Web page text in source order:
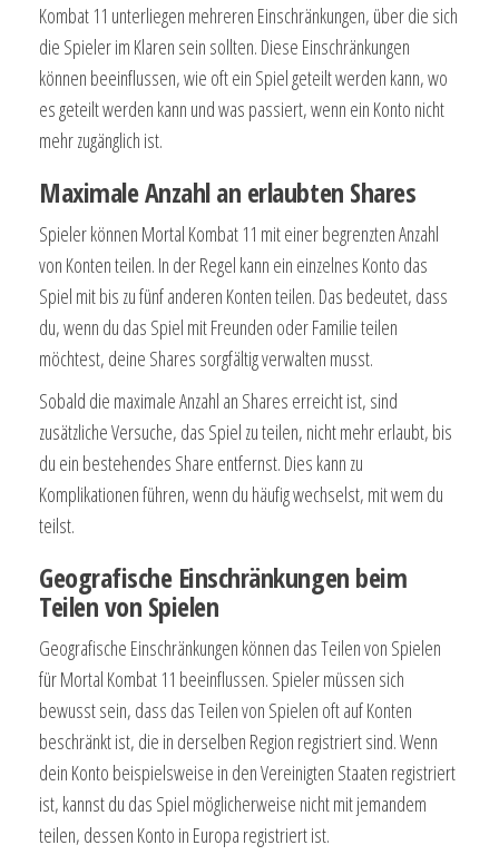
Kombat 11 unterliegen mehreren Einschränkungen, über die sich
die Spieler im Klaren sein sollten. Diese Einschränkungen
können beeinflussen, wie oft ein Spiel geteilt werden kann, wo
es geteilt werden kann und was passiert, wenn ein Konto nicht
mehr zugänglich ist.
Maximale Anzahl an erlaubten Shares
Spieler können Mortal Kombat 11 mit einer begrenzten Anzahl
von Konten teilen. In der Regel kann ein einzelnes Konto das
Spiel mit bis zu fünf anderen Konten teilen. Das bedeutet, dass
du, wenn du das Spiel mit Freunden oder Familie teilen
möchtest, deine Shares sorgfältig verwalten musst.
Sobald die maximale Anzahl an Shares erreicht ist, sind
zusätzliche Versuche, das Spiel zu teilen, nicht mehr erlaubt, bis
du ein bestehendes Share entfernst. Dies kann zu
Komplikationen führen, wenn du häufig wechselst, mit wem du
teilst.
Geografische Einschränkungen beim
Teilen von Spielen
Geografische Einschränkungen können das Teilen von Spielen
für Mortal Kombat 11 beeinflussen. Spieler müssen sich
bewusst sein, dass das Teilen von Spielen oft auf Konten
beschränkt ist, die in derselben Region registriert sind. Wenn
dein Konto beispielsweise in den Vereinigten Staaten registriert
ist, kannst du das Spiel möglicherweise nicht mit jemandem
teilen, dessen Konto in Europa registriert ist.